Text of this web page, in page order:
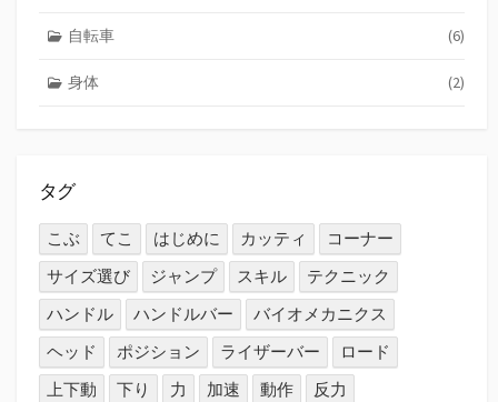
自転車 (6)
身体 (2)
タグ
こぶ てこ はじめに カッティ
コーナー
サイズ選び
ジャンプ スキル
テクニック
ハンドル
ハンドルバー
バイオメカニクス
ヘッド
ポジション ライザーバー
ロード
上下動
下り 力 加速 動作
反力